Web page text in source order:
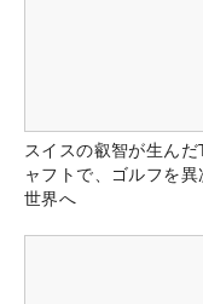
スイスの叡智が生んだ
ャフトで、ゴルフを
世界へ